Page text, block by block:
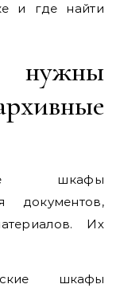
и где найти
шкафы
документов,
Их
шкафы